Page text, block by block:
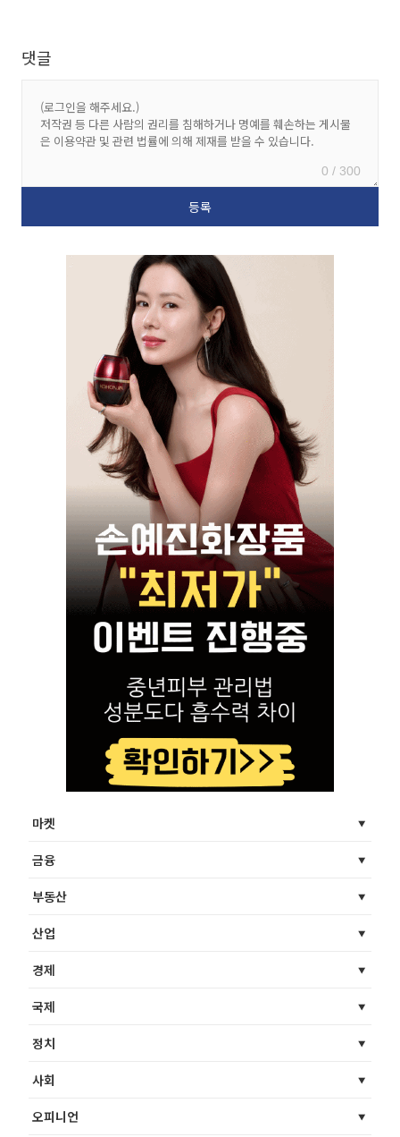
댓글
0 / 300
마켓
금융
부동산
산업
경제
국제
정치
사회
오피니언